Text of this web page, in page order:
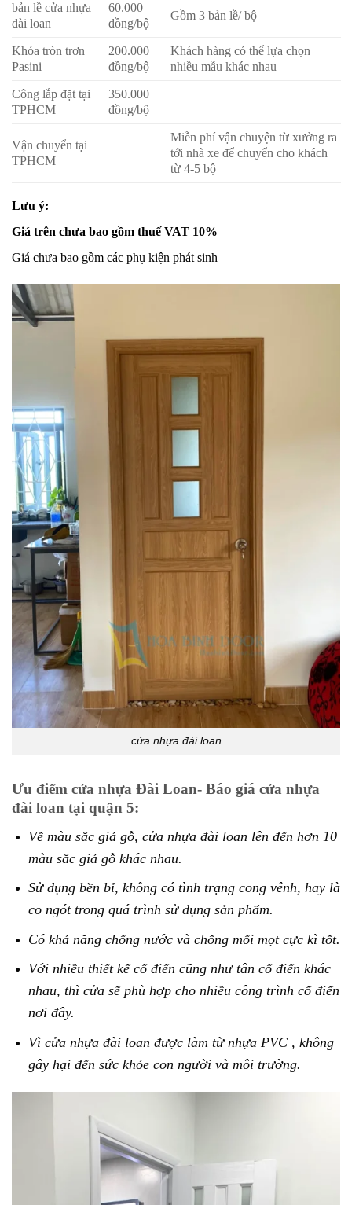
bản lề cửa nhựa
đài loan
60.000
đồng/bộ
Gồm 3 bản lề/ bộ
Khóa tròn trơn
Pasini
200.000
đồng/bộ
Khách hàng có thể lựa chọn
nhiều mẫu khác nhau
Công lắp đặt tại
TPHCM
350.000
đồng/bộ
Vận chuyển tại
TPHCM
Miễn phí vận chuyện từ xưởng ra
tới nhà xe để chuyển cho khách
từ 4-5 bộ
Lưu ý:
Giá trên chưa bao gồm thuế VAT 10%
Giá chưa bao gồm các phụ kiện phát sinh
cửa nhựa đài loan
Ưu điểm cửa nhựa Đài Loan- Báo giá cửa nhựa
đài loan tại quận 5:
Về màu sắc giả gỗ, cửa nhựa đài loan lên đến hơn 10
màu sắc giả gỗ khác nhau.
Sử dụng bền bỉ, không có tình trạng cong vênh, hay là
co ngót trong quá trình sử dụng sản phẩm.
Có khả năng chống nước và chống mối mọt cực kì tốt.
Với nhiều thiết kể cổ điển cũng như tân cổ điển khác
nhau, thì cửa sẽ phù hợp cho nhiều công trình cổ điển
nơi đây.
Vì cửa nhựa đài loan được làm từ nhựa PVC , không
gây hại đến sức khỏe con người và môi trường.